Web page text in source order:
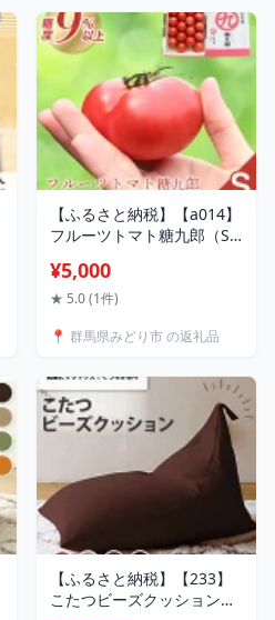
【ふるさと納税】【a014】
フルーツトマト糖九郎（S
¥5,000
★ 5.0 (1件)
📍 群馬県みどり市 の返礼品
【ふるさと納税】【233】
こたつビーズクッション